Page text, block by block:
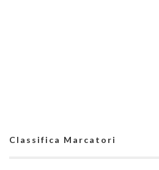
Classifica Marcatori